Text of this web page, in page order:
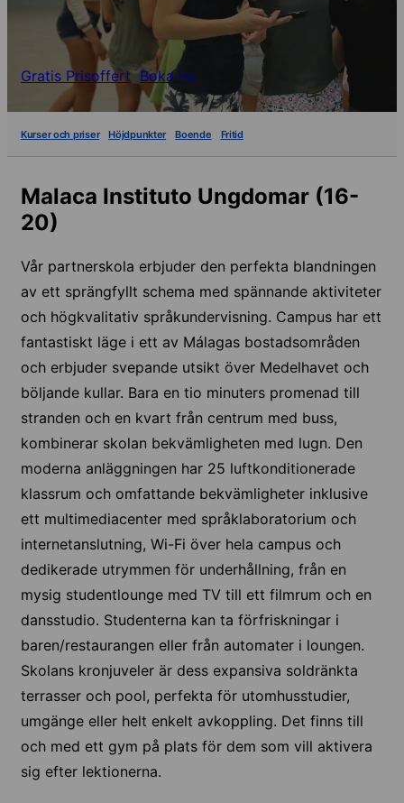
Gratis Prisoffert Boka nu
Kurser och priser Höjdpunkter Boende Fritid
Malaca Instituto Ungdomar (16-
20)
Vår partnerskola erbjuder den perfekta blandningen
av ett sprängfyllt schema med spännande aktiviteter
och högkvalitativ språkundervisning. Campus har ett
fantastiskt läge i ett av Málagas bostadsområden
och erbjuder svepande utsikt över Medelhavet och
böljande kullar. Bara en tio minuters promenad till
stranden och en kvart från centrum med buss,
kombinerar skolan bekvämligheten med lugn. Den
moderna anläggningen har 25 luftkonditionerade
klassrum och omfattande bekvämligheter inklusive
ett multimediacenter med språklaboratorium och
internetanslutning, Wi-Fi över hela campus och
dedikerade utrymmen för underhållning, från en
mysig studentlounge med TV till ett filmrum och en
dansstudio. Studenterna kan ta förfriskningar i
baren/restaurangen eller från automater i loungen.
Skolans kronjuveler är dess expansiva soldränkta
terrasser och pool, perfekta för utomhusstudier,
umgänge eller helt enkelt avkoppling. Det finns till
och med ett gym på plats för dem som vill aktivera
sig efter lektionerna.